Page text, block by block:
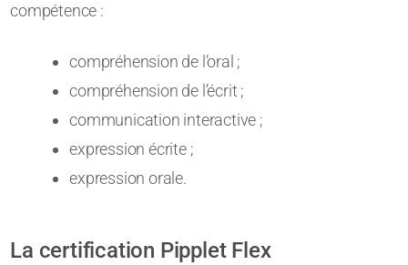
compétence :
compréhension de l’oral ;
compréhension de l’écrit ;
communication interactive ;
expression écrite ;
expression orale.
La certification Pipplet Flex